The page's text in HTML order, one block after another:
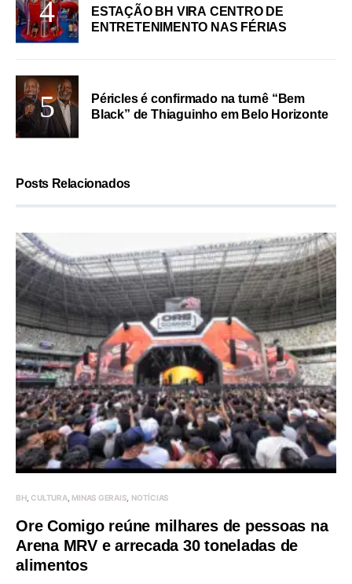
ESTAÇÃO BH VIRA CENTRO DE
ENTRETENIMENTO NAS FÉRIAS
Péricles é confirmado na turnê “Bem
Black” de Thiaguinho em Belo Horizonte
Posts Relacionados
BH CULTURA MINAS GERAIS NOTÍCIAS
Ore Comigo reúne milhares de pessoas na
Arena MRV e arrecada 30 toneladas de
alimentos